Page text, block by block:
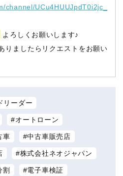
channel/UCu4HUUJpdT0i2jc_
よろしくお願いします♪
りましたらリクエストをお願い
リーダー
オートローン
車 中古車販売店
株式会社ネオジャパン
割 電子車検証